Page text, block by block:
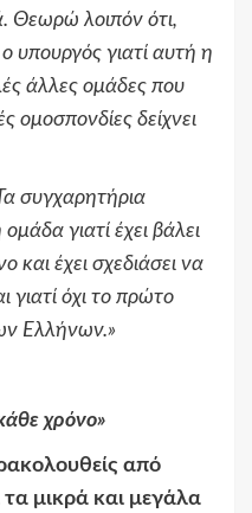
Θεωρώ λοιπόν ότι,
υπουργός γιατί αυτή η
άλλες ομάδες που
ομοσπονδίες δείχνει
συγχαρητήρια
γιατί έχει βάλει
και έχει σχεδιάσει να
γιατί όχι το πρώτο
Ελλήνων.»
χρόνο»
από
μικρά και μεγάλα